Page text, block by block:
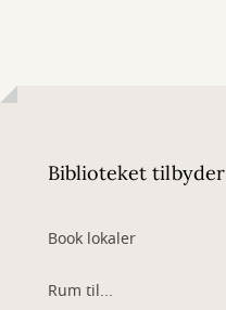
Biblioteket tilbyder
Book lokaler
Rum til...